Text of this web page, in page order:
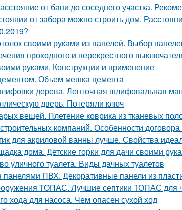
от бани до соседнего участка.
от забора можно строить дом.
своими руками из панелей. Выбор
проходного и перекрестного
руками. Конструкции и применение
Объем мешка цемента
дерева. Ленточная шлифовальная
дверь. Потеряли ключ
вещей. Плетение коврика из тканевых
компаний. Особенности договора
для акриловой ванны лучше. Свойства
дома. Детские горки для дачи своими
уличного туалета. Виды дачных туалетов
панелями ПВХ. Декоративные панели из
ТОПАС. Лучшие септики ТОПАС для
хода для насоса. Чем опасен сухой ход